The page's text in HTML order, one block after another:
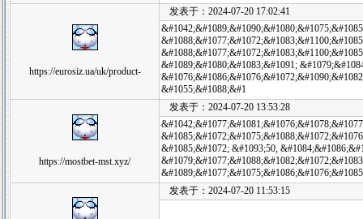
https://eurosiz.ua/uk/product-
发表于：2024-07-20 17:02:41
&#1089;&#1080;&#1083;&#1091;
&#1055;&#1088;&#1
https://mostbet-mst.xyz/
发表于：2024-07-20 13:53:28
&#1085;&#1072; &#1093;50,
发表于：2024-07-20 11:53:15